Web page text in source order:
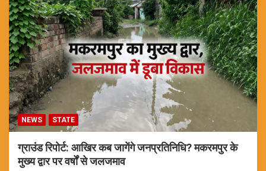
NEWS STATE
ग्राउंड रिपोर्ट: आखिर कब जागेंगे जनप्रतिनिधि? मकरमपुर के
मुख्य द्वार पर वर्षों से जलजमाव